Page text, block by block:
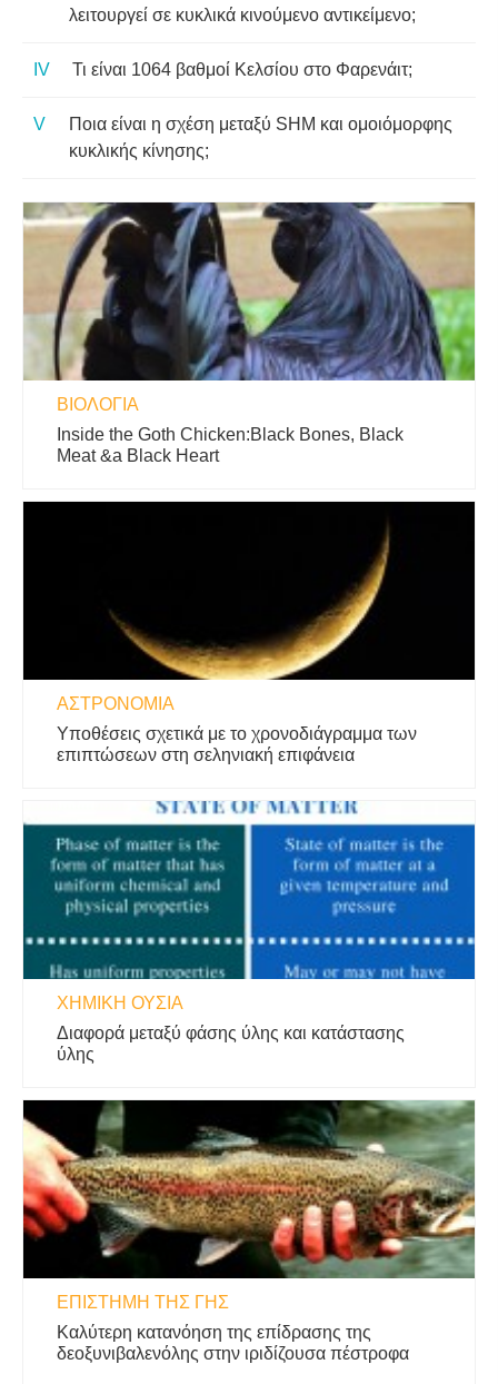
λειτουργεί σε κυκλικά κινούμενο αντικείμενο;
Τι είναι 1064 βαθμοί Κελσίου στο Φαρενάιτ;
Ποια είναι η σχέση μεταξύ SHM και ομοιόμορφης
κυκλικής κίνησης;
ΒΙΟΛΟΓΊΑ
Inside the Goth Chicken:Black Bones, Black
Meat &a Black Heart
ΑΣΤΡΟΝΟΜΊΑ
Υποθέσεις σχετικά με το χρονοδιάγραμμα των
επιπτώσεων στη σεληνιακή επιφάνεια
ΧΗΜΙΚΉ ΟΥΣΊΑ
Διαφορά μεταξύ φάσης ύλης και κατάστασης
ύλης
ΕΠΙΣΤΉΜΗ ΤΗΣ ΓΗΣ
Καλύτερη κατανόηση της επίδρασης της
δεοξυνιβαλενόλης στην ιριδίζουσα πέστροφα